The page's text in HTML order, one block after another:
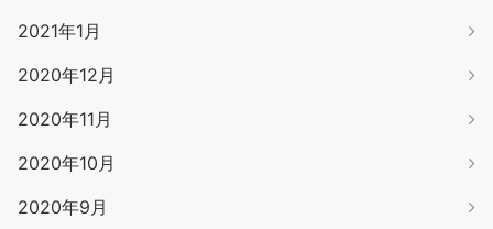
2021年1月
2020年12月
2020年11月
2020年10月
2020年9月